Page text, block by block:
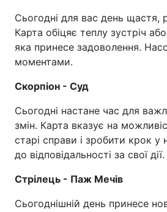
Сьогодні для вас день щастя,
Карта обіцяє теплу зустріч
яка принесе задоволення.
моментами.
Скорпіон - Суд
Сьогодні настане час для
змін. Карта вказує на
старі справи і зробити крок у
до відповідальності за свої дії.
Стрілець - Паж Мечів
Сьогоднішній день принесе